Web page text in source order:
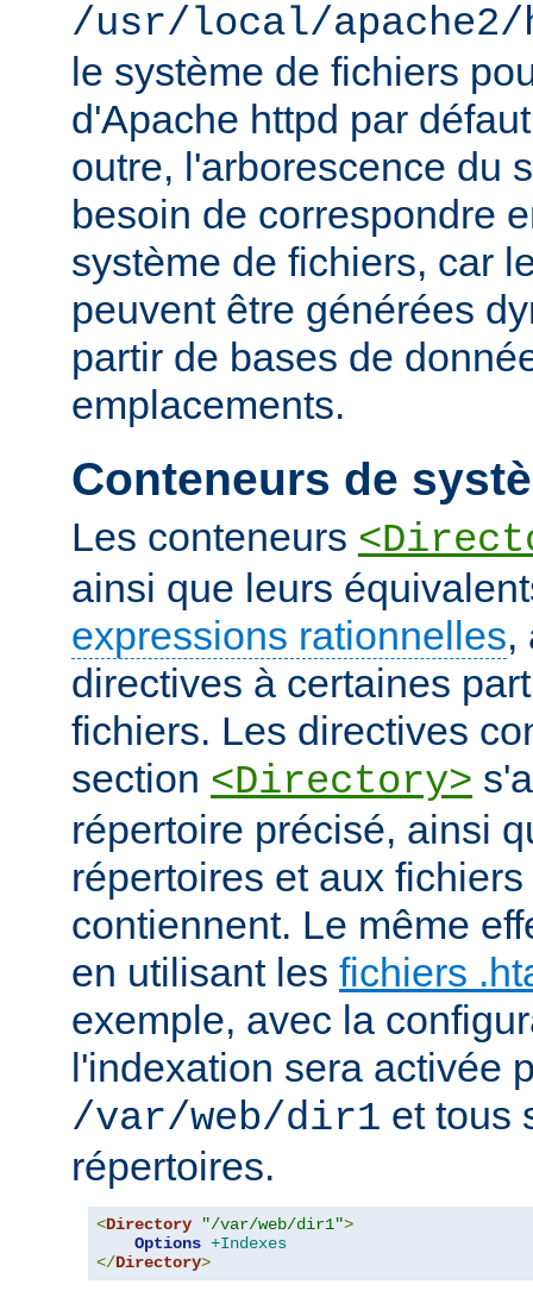
/usr/local/
le système de fichiers
d'Apache httpd par
outre, l'arborescence du
besoin de correspondre
système de fichiers, car
peuvent être générées
partir de bases de
emplacements.
Conteneurs de
Les conteneurs
ainsi que leurs
expressions rationnelles,
directives à certaines
fichiers. Les directives
section <Directory>
répertoire précisé, ainsi
répertoires et aux
contiennent. Le même
en utilisant les fichiers
exemple, avec la
l'indexation sera activée
/var/web/dir1 et tous
répertoires.
<Directory "/var/web/dir1">
Options +Indexes
</Directory>